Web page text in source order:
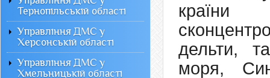
країни
дельти,
моря,
Тернопільській області
Управління ДМС у
Херсонській області
Управління ДМС у
Хмельницькій області